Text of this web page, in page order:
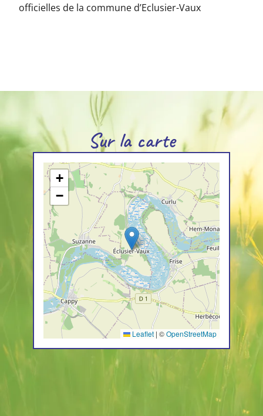
officielles de la commune d’Eclusier-Vaux
Sur la carte
+
−
Leaflet | ©OpenStreetMap